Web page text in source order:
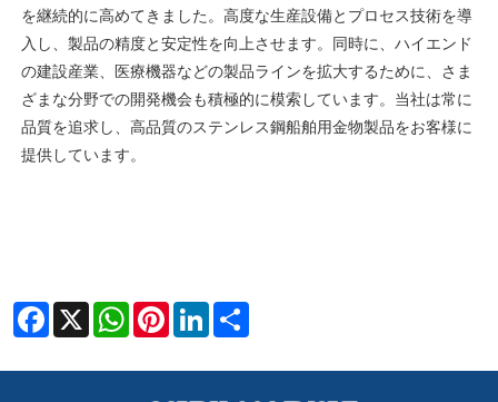
を継続的に高めてきました。高度な生産設備とプロセス技術を導
入し、製品の精度と安定性を向上させます。同時に、ハイエンド
の建設産業、医療機器などの製品ラインを拡大するために、さま
ざまな分野での開発機会も積極的に模索しています。当社は常に
品質を追求し、高品質のステンレス鋼船舶用金物製品をお客様に
提供しています。
Facebook
X WhatsAppPinterestLinkedIn